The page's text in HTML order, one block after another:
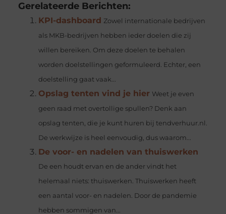
Gerelateerde Berichten:
KPI-dashboard Zowel internationale bedrijven
als MKB-bedrijven hebben ieder doelen die zij
willen bereiken. Om deze doelen te behalen
worden doelstellingen geformuleerd. Echter, een
doelstelling gaat vaak...
Opslag tenten vind je hier Weet je even
geen raad met overtollige spullen? Denk aan
opslag tenten, die je kunt huren bij tendverhuur.nl.
De werkwijze is heel eenvoudig, dus waarom...
De voor- en nadelen van thuiswerken
De een houdt ervan en de ander vindt het
helemaal niets: thuiswerken. Thuiswerken heeft
een aantal voor- en nadelen. Door de pandemie
hebben sommigen van...